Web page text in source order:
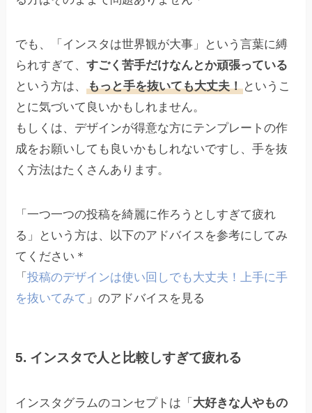
でも、「インスタは世界観が大事」という言葉に縛
られすぎて、すごく苦手だけなんとか頑張っている
という方は、もっと手を抜いても大丈夫！ というこ
とに気づいて良いかもしれません。
もしくは、デザインが得意な方にテンプレートの作
成をお願いしても良いかもしれないですし、手を抜
く方法はたくさんあります。
「一つ一つの投稿を綺麗に作ろうとしすぎて疲れ
る」という方は、以下のアドバイスを参考にしてみ
てください＊
「投稿のデザインは使い回しでも大丈夫！上手に手
を抜いてみて 」のアドバイスを見る
5. インスタで人と比較しすぎて疲れる
インスタグラムのコンセプトは「 大好きな人やもの